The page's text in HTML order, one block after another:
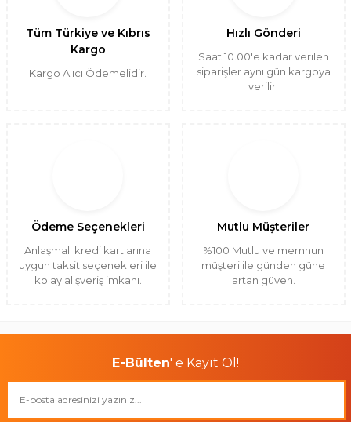
Tüm Türkiye ve Kıbrıs
Kargo
Kargo Alıcı Ödemelidir.
Hızlı Gönderi
Saat 10.00'e kadar verilen
siparişler aynı gün kargoya
verilir.
Ödeme Seçenekleri
Anlaşmalı kredi kartlarına
uygun taksit seçenekleri ile
kolay alışveriş imkanı.
Mutlu Müşteriler
%100 Mutlu ve memnun
müşteri ile günden güne
artan güven.
E-Bülten' e Kayıt Ol!